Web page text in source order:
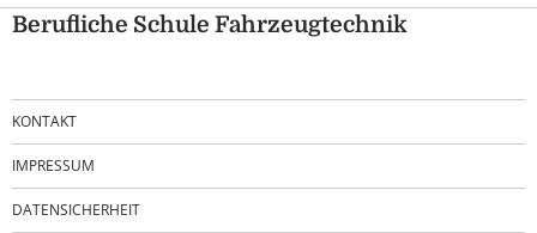
Berufliche Schule Fahrzeugtechnik
KONTAKT
IMPRESSUM
DATENSICHERHEIT